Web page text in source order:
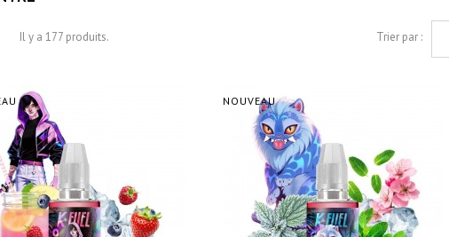
Il y a 177 produits. Trier par :
NOUVEAU